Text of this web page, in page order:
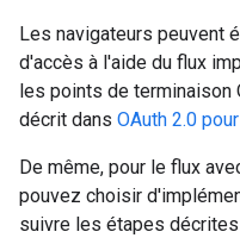
Les navigateurs peuvent
d'accès à l'aide du flux
les points de terminaison
décrit dans OAuth 2.0
De même, pour le flux
pouvez choisir
suivre les étapes